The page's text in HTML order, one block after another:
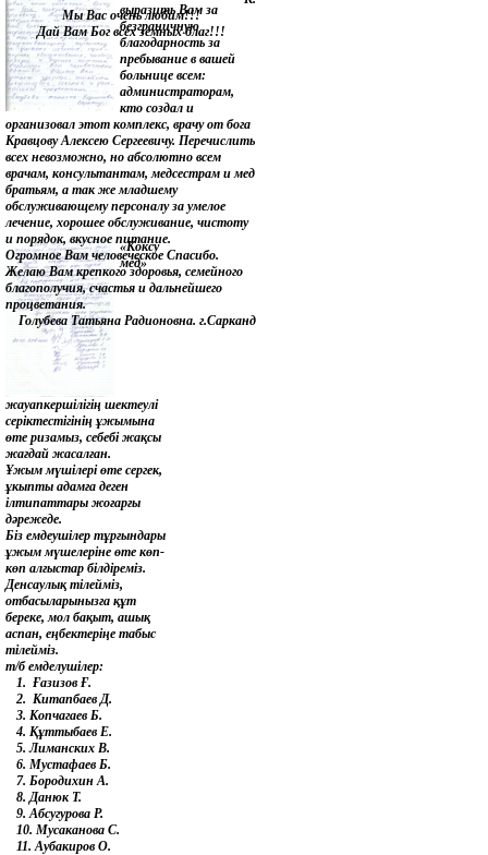
Мы Вас очень любим!!!
Дай Вам Бог всех земных благ!!!
выразить Вам за
безграничную
благодарность за
пребывание в вашей
больнице всем:
администраторам,
кто создал и
организовал этот комплекс, врачу от бога
Кравцову Алексею Сергеевичу. Перечислить
всех невозможно, но абсолютно всем
врачам, консультантам, медсестрам и мед
братьям, а так же младшему
обслуживающему персоналу за умелое
лечение, хорошее обслуживание, чистоту
и порядок, вкусное питание.
Огромное Вам человеческое Спасибо.
Желаю Вам крепкого здоровья, семейного
благополучия, счастья и дальнейшего
процветания.
Голубева Татьяна Радионовна. г.Сарканд
«Коксу
мед»
жауапкершілігің шектеулі
серіктестігінің ұжымына
өте ризамыз, себебі жақсы
жағдай жасалған.
Ұжым мүшілері өте сергек,
ұкыпты адамға деген
ілтипаттары жоғарғы
дәрежеде.
Біз емдеушілер тұрғындары
ұжым мүшелеріне өте көп-
көп алғыстар білдіреміз.
Денсаулық тілейміз,
отбасыларынызға құт
береке, мол бақыт, ашық
аспан, еңбектеріңе табыс
тілейміз.
т/б емделушілер:
1. Ғазизов Ғ.
2. Китапбаев Д.
3. Копчагаев Б.
4. Құттыбаев Е.
5. Лиманских В.
6. Мустафаев Б.
7. Бородихин А.
8. Данюк Т.
9. Абсугурова Р.
10. Мусаканова С.
11. Аубакиров О.